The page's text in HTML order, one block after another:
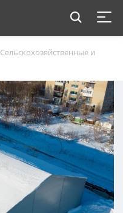
Сельскохозяйственные и